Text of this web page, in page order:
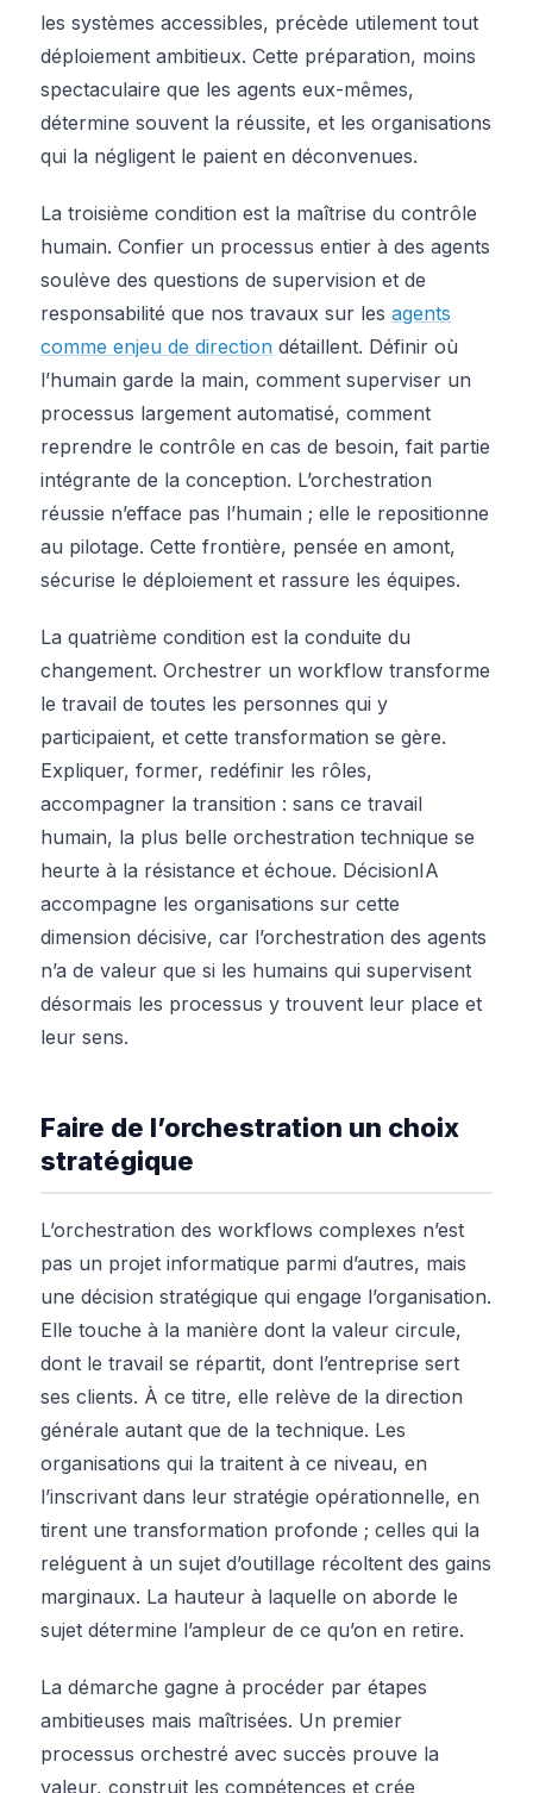
les systèmes accessibles, précède utilement tout
déploiement ambitieux. Cette préparation, moins
spectaculaire que les agents eux-mêmes,
détermine souvent la réussite, et les organisations
qui la négligent le paient en déconvenues.
La troisième condition est la maîtrise du contrôle
humain. Confier un processus entier à des agents
soulève des questions de supervision et de
responsabilité que nos travaux sur les agents
comme enjeu de direction détaillent. Définir où
l’humain garde la main, comment superviser un
processus largement automatisé, comment
reprendre le contrôle en cas de besoin, fait partie
intégrante de la conception. L’orchestration
réussie n’efface pas l’humain ; elle le repositionne
au pilotage. Cette frontière, pensée en amont,
sécurise le déploiement et rassure les équipes.
La quatrième condition est la conduite du
changement. Orchestrer un workflow transforme
le travail de toutes les personnes qui y
participaient, et cette transformation se gère.
Expliquer, former, redéfinir les rôles,
accompagner la transition : sans ce travail
humain, la plus belle orchestration technique se
heurte à la résistance et échoue. DécisionIA
accompagne les organisations sur cette
dimension décisive, car l’orchestration des agents
n’a de valeur que si les humains qui supervisent
désormais les processus y trouvent leur place et
leur sens.
Faire de l’orchestration un choix
stratégique
L’orchestration des workflows complexes n’est
pas un projet informatique parmi d’autres, mais
une décision stratégique qui engage l’organisation.
Elle touche à la manière dont la valeur circule,
dont le travail se répartit, dont l’entreprise sert
ses clients. À ce titre, elle relève de la direction
générale autant que de la technique. Les
organisations qui la traitent à ce niveau, en
l’inscrivant dans leur stratégie opérationnelle, en
tirent une transformation profonde ; celles qui la
reléguent à un sujet d’outillage récoltent des gains
marginaux. La hauteur à laquelle on aborde le
sujet détermine l’ampleur de ce qu’on en retire.
La démarche gagne à procéder par étapes
ambitieuses mais maîtrisées. Un premier
processus orchestré avec succès prouve la
valeur, construit les compétences et crée